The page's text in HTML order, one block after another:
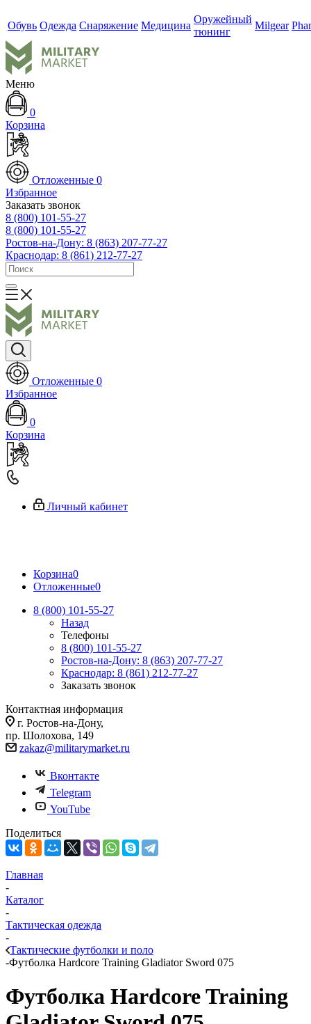
Обувь Одежда Снаряжение Медицина
Оружейный
тюнинг
Milgear
Меню
0
Корзина
Отложенные 0
Избранное
Заказать звонок
8 (800) 101-55-27
8 (800) 101-55-27
Ростов-на-Дону: 8 (863) 207-77-27
Краснодар: 8 (861) 212-77-27
Отложенные 0
Избранное
0
Корзина
Личный кабинет
Корзина0
Отложенные0
8 (800) 101-55-27
Назад
Телефоны
8 (800) 101-55-27
Ростов-на-Дону: 8 (863) 207-77-27
Краснодар: 8 (861) 212-77-27
Заказать звонок
Контактная информация
г. Ростов-на-Дону,
пр. Шолохова, 149
zakaz@militarymarket.ru
Вконтакте
Telegram
YouTube
Поделиться
Главная
-
Каталог
-
Тактическая одежда
-
Тактические футболки и поло
-Футболка Hardcore Training Gladiator Sword 075
Футболка Hardcore Training